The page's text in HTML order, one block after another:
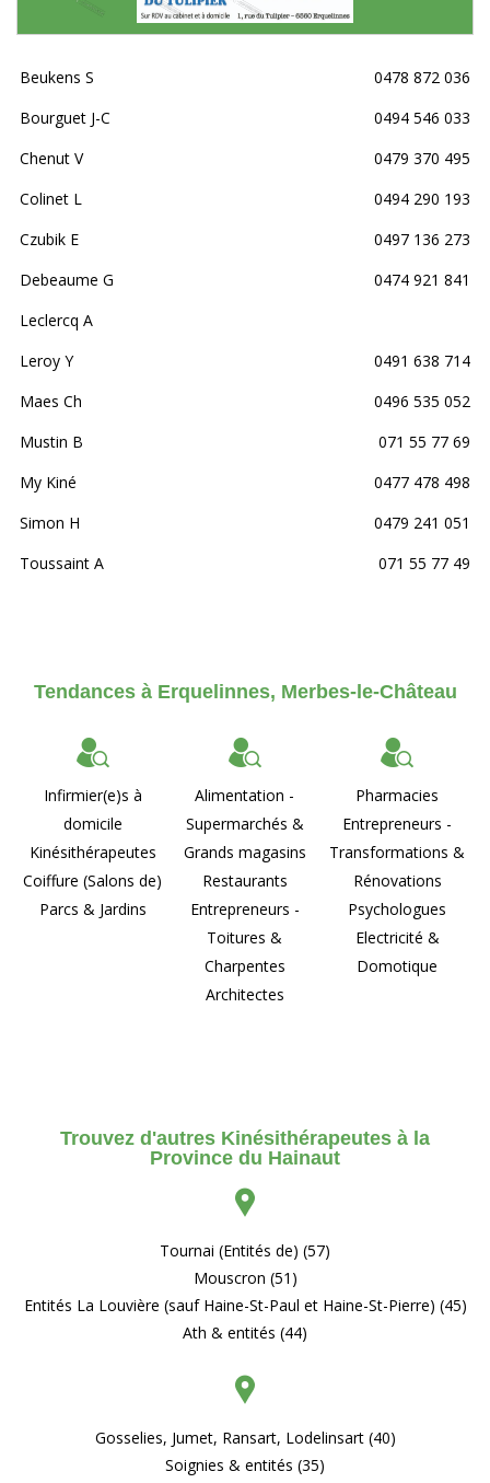
Beukens S
0478 872 036
Bourguet J-C
0494 546 033
Chenut V
0479 370 495
Colinet L
0494 290 193
Czubik E
0497 136 273
Debeaume G
0474 921 841
Leclercq A
Leroy Y
0491 638 714
Maes Ch
0496 535 052
Mustin B
071 55 77 69
My Kiné
0477 478 498
Simon H
0479 241 051
Toussaint A
071 55 77 49
Tendances à Erquelinnes, Merbes-le-Château
Infirmier(e)s à
domicile
Kinésithérapeutes
Coiffure (Salons de)
Parcs & Jardins
Alimentation -
Supermarchés &
Grands magasins
Restaurants
Entrepreneurs -
Toitures &
Charpentes
Architectes
Pharmacies
Entrepreneurs -
Transformations &
Rénovations
Psychologues
Electricité &
Domotique
Trouvez d'autres Kinésithérapeutes à la
Province du Hainaut
Tournai (Entités de) (57)
Mouscron (51)
Entités La Louvière (sauf Haine-St-Paul et Haine-St-Pierre) (45)
Ath & entités (44)
Gosselies, Jumet, Ransart, Lodelinsart (40)
Soignies & entités (35)